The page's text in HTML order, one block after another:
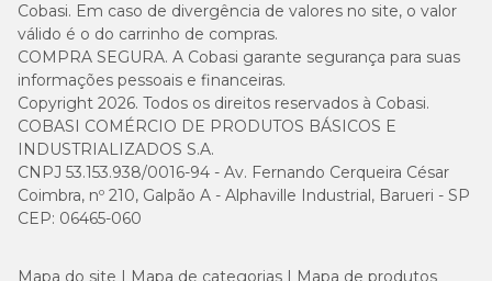
Cobasi. Em caso de divergência de valores no site, o valor
válido é o do carrinho de compras.
COMPRA SEGURA. A Cobasi garante segurança para suas
informações pessoais e financeiras.
Copyright 2026. Todos os direitos reservados à Cobasi.
COBASI COMÉRCIO DE PRODUTOS BÁSICOS E
INDUSTRIALIZADOS S.A.
CNPJ 53.153.938/0016-94 - Av. Fernando Cerqueira César
Coimbra, nº 210, Galpão A - Alphaville Industrial, Barueri - SP
CEP: 06465-060
Mapa do site Mapa de categorias Mapa de produtos